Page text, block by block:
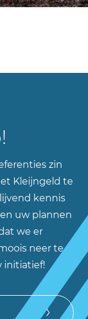
zin
Kleijngeld te
kennis
uw plannen
we er
neer te
initiatief!